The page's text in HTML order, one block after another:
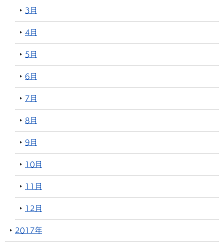
3月
4月
5月
6月
7月
8月
9月
10月
11月
12月
2017年